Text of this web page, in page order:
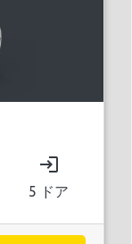
login
5 ドア